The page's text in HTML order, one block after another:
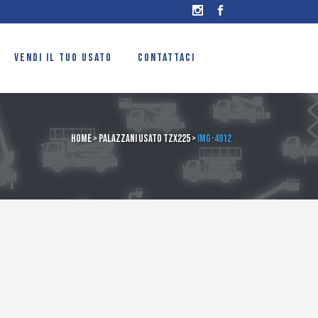
VENDI IL TUO USATO CONTATTACI
Home>Palazzani usato TZX225>IMG-4912